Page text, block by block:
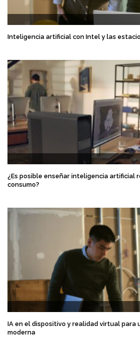
Inteligencia artificial con Intel y las
¿Es posible enseñar inteligencia artificial
consumo?
IA en el dispositivo y realidad virtual para
moderna